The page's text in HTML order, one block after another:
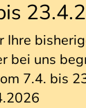
bei uns
7.4. bis